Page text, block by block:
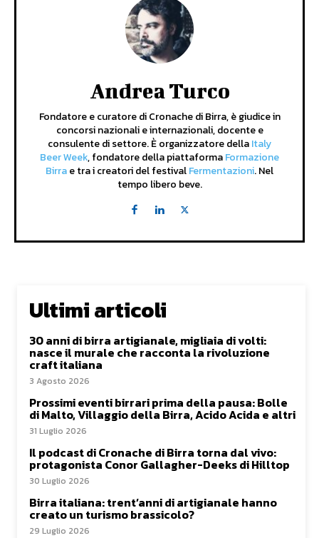
Andrea Turco
Fondatore e curatore di Cronache di Birra, è giudice in
concorsi nazionali e internazionali, docente e
consulente di settore. È organizzatore dellaItaly
Beer Week, fondatore della piattaformaFormazione
Birrae tra i creatori del festivalFermentazioni. Nel
tempo libero beve.
Ultimi articoli
30 anni di birra artigianale, migliaia di volti:
nasce il murale che racconta la rivoluzione
craft italiana
3 Agosto 2026
Prossimi eventi birrari prima della pausa: Bolle
di Malto, Villaggio della Birra, Acido Acida e altri
31 Luglio 2026
Il podcast di Cronache di Birra torna dal vivo:
protagonista Conor Gallagher-Deeks di Hilltop
30 Luglio 2026
Birra italiana: trent’anni di artigianale hanno
creato un turismo brassicolo?
29 Luglio 2026